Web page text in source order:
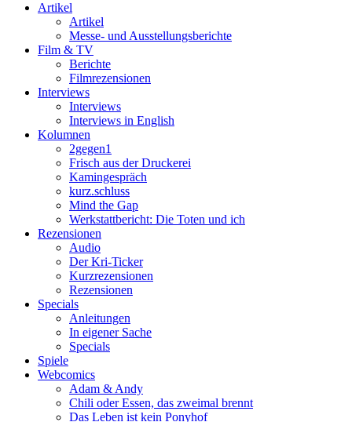
Artikel
Artikel
Messe- und Ausstellungsberichte
Film & TV
Berichte
Filmrezensionen
Interviews
Interviews
Interviews in English
Kolumnen
2gegen1
Frisch aus der Druckerei
Kamingespräch
kurz.schluss
Mind the Gap
Werkstattbericht: Die Toten und ich
Rezensionen
Audio
Der Kri-Ticker
Kurzrezensionen
Rezensionen
Specials
Anleitungen
In eigener Sache
Specials
Spiele
Webcomics
Adam & Andy
Chili oder Essen, das zweimal brennt
Das Leben ist kein Ponyhof